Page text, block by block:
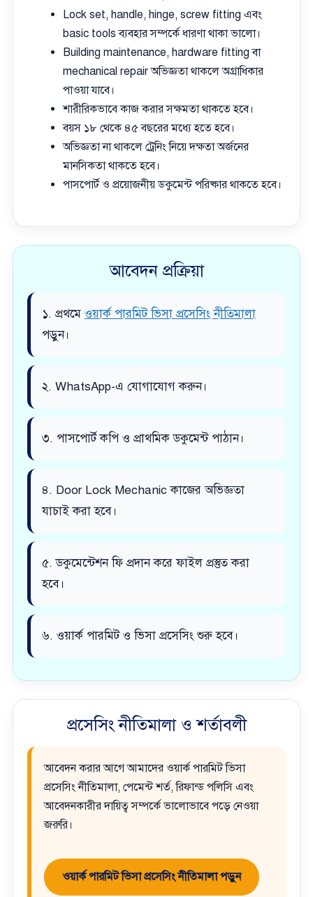
Lock set, handle, hinge, screw fitting এবং
basic tools ব্যবহার সম্পর্কে ধারণা থাকা ভালো।
Building maintenance, hardware fitting বা
mechanical repair অভিজ্ঞতা থাকলে অগ্রাধিকার
পাওয়া যাবে।
শারীরিকভাবে কাজ করার সক্ষমতা থাকতে হবে।
বয়স ১৮ থেকে ৪৫ বছরের মধ্যে হতে হবে।
অভিজ্ঞতা না থাকলে ট্রেনিং নিয়ে দক্ষতা অর্জনের
মানসিকতা থাকতে হবে।
পাসপোর্ট ও প্রয়োজনীয় ডকুমেন্ট পরিষ্কার থাকতে হবে।
আবেদন প্রক্রিয়া
১. প্রথমে ওয়ার্ক পারমিট ভিসা প্রসেসিং নীতিমালা
পড়ুন।
২. WhatsApp-এ যোগাযোগ করুন।
৩. পাসপোর্ট কপি ও প্রাথমিক ডকুমেন্ট পাঠান।
৪. Door Lock Mechanic কাজের অভিজ্ঞতা
যাচাই করা হবে।
৫. ডকুমেন্টেশন ফি প্রদান করে ফাইল প্রস্তুত করা
হবে।
৬. ওয়ার্ক পারমিট ও ভিসা প্রসেসিং শুরু হবে।
প্রসেসিং নীতিমালা ও শর্তাবলী
আবেদন করার আগে আমাদের ওয়ার্ক পারমিট ভিসা
প্রসেসিং নীতিমালা, পেমেন্ট শর্ত, রিফান্ড পলিসি এবং
আবেদনকারীর দায়িত্ব সম্পর্কে ভালোভাবে পড়ে নেওয়া
জরুরি।
ওয়ার্ক পারমিট ভিসা প্রসেসিং নীতিমালা পড়ুন